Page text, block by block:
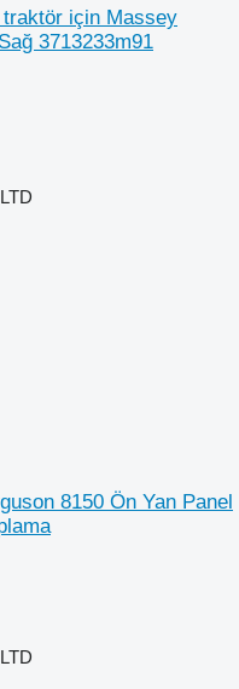
için Massey
3713233m91
8150 Ön Yan Panel